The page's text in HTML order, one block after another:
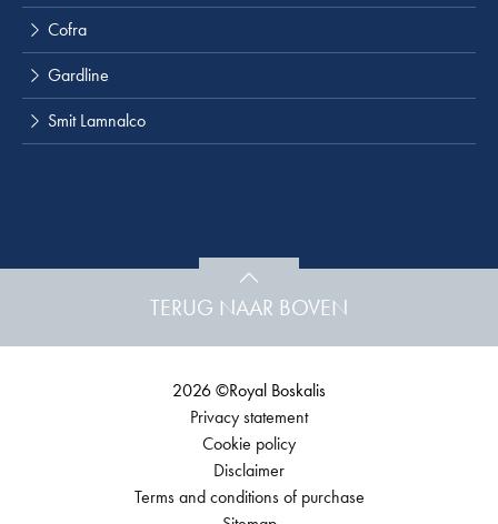
Cofra
Gardline
Smit Lamnalco
TERUG NAAR BOVEN
2026 ©Royal Boskalis
Privacy statement
Cookie policy
Disclaimer
Terms and conditions of purchase